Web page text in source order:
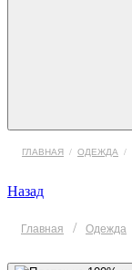
ГЛАВНАЯ / ОДЕЖДА /
Назад
Главная / Одежда